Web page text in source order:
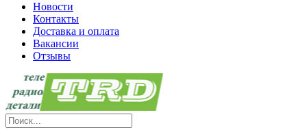
Новости
Контакты
Доставка и оплата
Вакансии
Отзывы